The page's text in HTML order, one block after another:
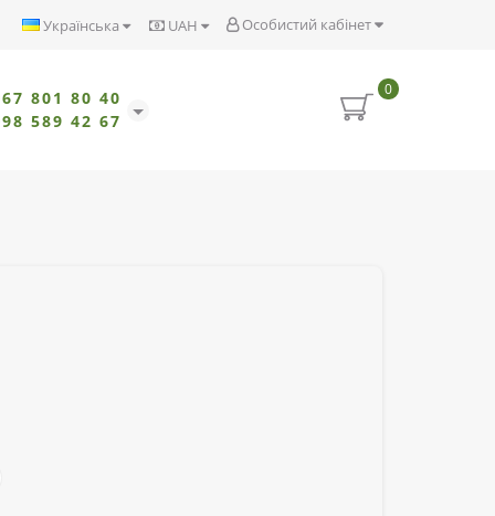
Особистий кабінет
UAH
Українська
801 80 40
589 42 67
0